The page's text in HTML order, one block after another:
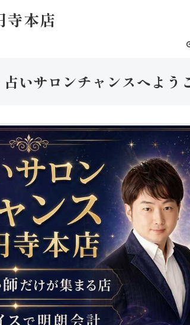
寺本店
いサロンチャンスへよう